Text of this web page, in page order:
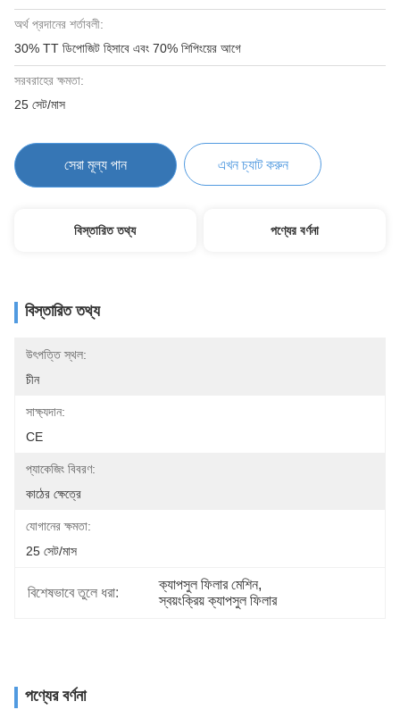
অর্থ প্রদানের শর্তাবলী:
30% TT ডিপোজিট হিসাবে এবং 70% শিপিংয়ের আগে
সরবরাহের ক্ষমতা:
25 সেট/মাস
সেরা মূল্য পান এখন চ্যাট করুন
বিস্তারিত তথ্য পণ্যের বর্ণনা
বিস্তারিত তথ্য
উৎপত্তি স্থল:
চীন
সাক্ষ্যদান:
CE
প্যাকেজিং বিবরণ:
কাঠের ক্ষেত্রে
যোগানের ক্ষমতা:
25 সেট/মাস
বিশেষভাবে তুলে ধরা:
ক্যাপসুল ফিলার মেশিন,
স্বয়ংক্রিয় ক্যাপসুল ফিলার
পণ্যের বর্ণনা